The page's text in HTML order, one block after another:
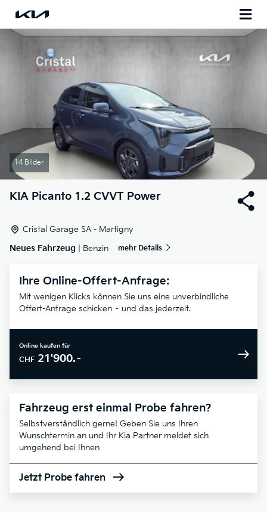
14 Bilder
KIA Picanto 1.2 CVVT Power
Cristal Garage SA - Martigny
Neues Fahrzeug | Benzin mehr Details
Ihre Online-Offert-Anfrage:
Mit wenigen Klicks können Sie uns eine unverbindliche
Offert-Anfrage schicken – und das jederzeit.
Online kaufen für
CHF 21'900.–
Fahrzeug erst einmal Probe fahren?
Selbstverständlich gerne! Geben Sie uns Ihren
Wunschtermin an und Ihr Kia Partner meldet sich
umgehend bei Ihnen
Jetzt Probe fahren